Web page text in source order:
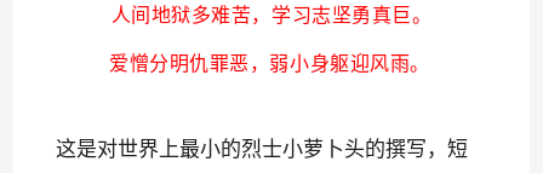
人间地狱多难苦，学习志坚勇真巨。
爱憎分明仇罪恶，弱小身躯迎风雨。
这是对世界上最小的烈士小萝卜头的撰写，短